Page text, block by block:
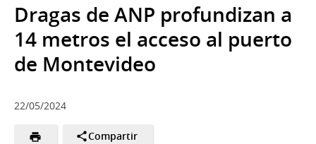
Dragas de ANP profundizan a
14 metros el acceso al puerto
de Montevideo
22/05/2024
Compartir